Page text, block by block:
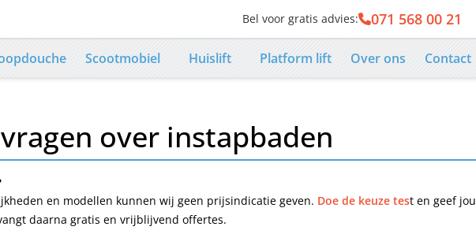
Contact number
Bel voor gratis advies: 071 568 00 21
Scootmobiel Huislift Platform lift Over ons Contact
over instapbaden
en modellen kunnen wij geen prijsindicatie geven. Doe de keuze test en geef jou
daarna gratis en vrijblijvend offertes.